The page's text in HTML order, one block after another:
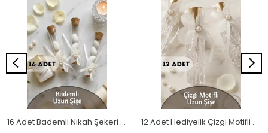
16 Adet Bademli Nikah Şekeri Uzun Şişe 12 Adet Hediyelik Çizgi Motifli Uzun Şişe (Esans Kokulu)